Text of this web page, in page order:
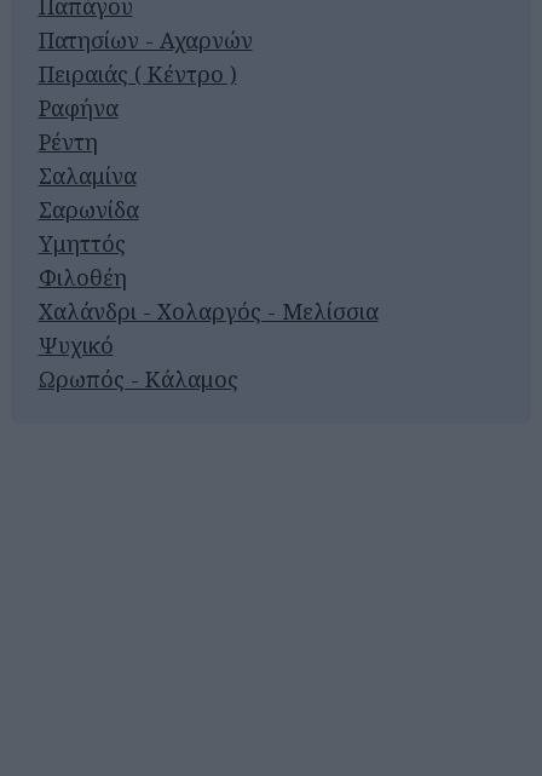
Παπάγου
Πατησίων - Αχαρνών
Πειραιάς ( Κέντρο )
Ραφήνα
Ρέντη
Σαλαμίνα
Σαρωνίδα
Υμηττός
Φιλοθέη
Χαλάνδρι - Χολαργός - Μελίσσια
Ψυχικό
Ωρωπός - Κάλαμος